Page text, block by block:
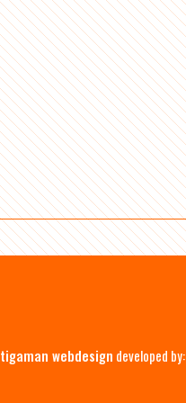
tigaman webdesign developed by: